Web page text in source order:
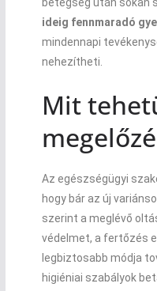
ideig fennmaradó
mindennapi
nehezítheti.
Mit
Az egészségügyi
hogy bár az új
szerint a meglévő
védelmet, a fertőzés
legbiztosabb módja
higiéniai szabályok